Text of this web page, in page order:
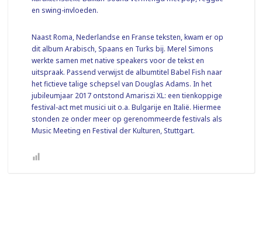
en swing-invloeden.
Naast Roma, Nederlandse en Franse teksten, kwam er op
dit album Arabisch, Spaans en Turks bij. Merel Simons
werkte samen met native speakers voor de tekst en
uitspraak. Passend verwijst de albumtitel Babel Fish naar
het fictieve talige schepsel van Douglas Adams. In het
jubileumjaar 2017 ontstond Amariszi XL: een tienkoppige
festival-act met musici uit o.a. Bulgarije en Italië. Hiermee
stonden ze onder meer op gerenommeerde festivals als
Music Meeting en Festival der Kulturen, Stuttgart.